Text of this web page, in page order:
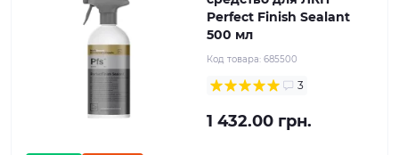
Perfect Finish Sealant
500 мл
Код товара: 685500
3
1 432.00 грн.